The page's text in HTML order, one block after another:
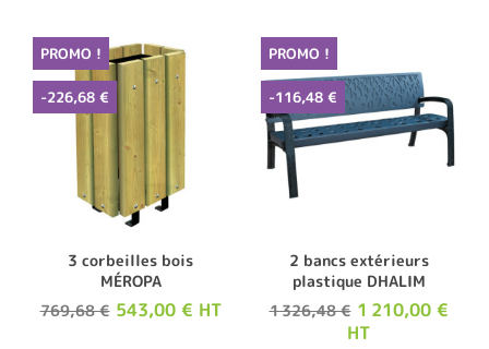
3 corbeilles bois
MÉROPA
769,68 € 543,00 € HT
PROMO !
-226,68 €
2 bancs extérieurs
plastique DHALIM
1 326,48 € 1 210,00 €
HT
PROMO !
-116,48 €